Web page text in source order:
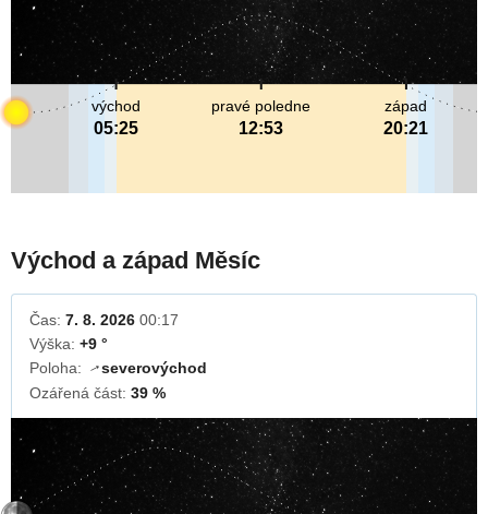
pravé poledne
12:53
východ
05:25
západ
20:21
Východ a západ Měsíc
Čas: 7. 8. 2026 00:17
Výška: +9 °
Poloha:
↓severovýchod
Ozářená část: 39 %